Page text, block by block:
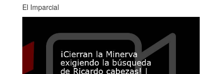
El Imparcial